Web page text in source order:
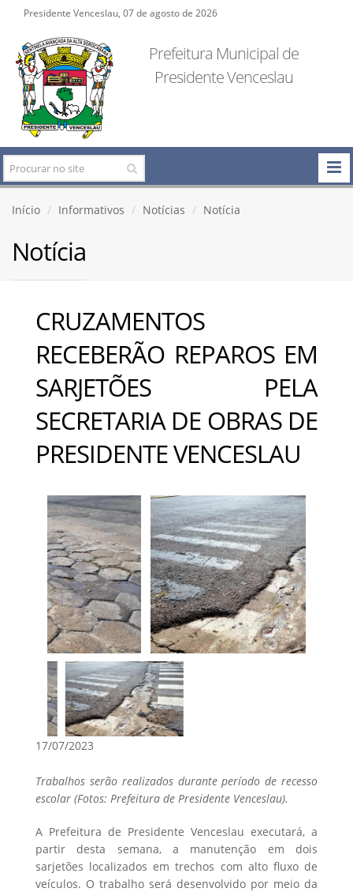
Presidente Venceslau, 07 de agosto de 2026
Prefeitura Municipal de
Presidente Venceslau
Início Informativos Notícias Notícia
Notícia
CRUZAMENTOS
RECEBERÃO REPAROS EM
SARJETÕES PELA
SECRETARIA DE OBRAS DE
PRESIDENTE VENCESLAU
17/07/2023
Trabalhos serão realizados durante período de recesso
escolar (Fotos: Prefeitura de Presidente Venceslau).
A Prefeitura de Presidente Venceslau executará, a
partir desta semana, a manutenção em dois
sarjetões localizados em trechos com alto fluxo de
veículos. O trabalho será desenvolvido por meio da